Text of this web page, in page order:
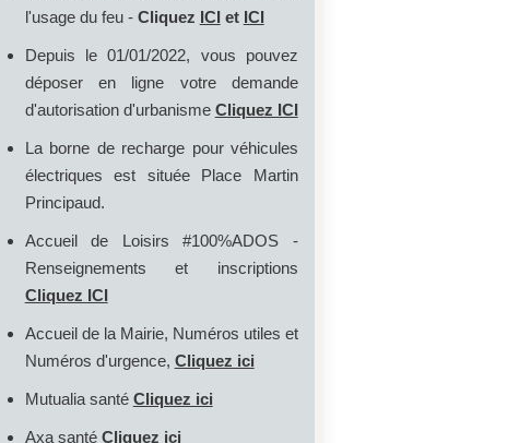
l'usage du feu - Cliquez ICIet ICI
Depuis le 01/01/2022, vous pouvez
déposer en ligne votre demande
d'autorisation d'urbanisme Cliquez ICI
La borne de recharge pour véhicules
électriques est située Place Martin
Principaud.
Accueil de Loisirs #100%ADOS -
Renseignements et inscriptions
Cliquez ICI
Accueil de la Mairie, Numéros utiles et
Numéros d'urgence, Cliquez ici
Mutualia santé Cliquez ici
Axa santé Cliquez ici